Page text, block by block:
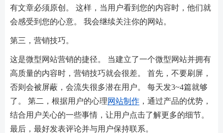
有文章必须原创。 这样，当用户看到您的内容时，他们就
会感受到您的心意。 我会继续关注你的网站。
第三，营销技巧。
这是微型网站营销的捷径。 当建立了一个微型网站并拥有
高质量的内容时，营销技巧就会很差。 首先，不要刷屏，
否则会被屏蔽，会流失很多潜在用户。 每天发3~4篇就够
了。 第二，根据用户的心理网站制作 ，通过产品的优势，
结合用户关心的一些事情，让用户点击了解更多的细节。
最后，最好发表评论并与用户保持联系。